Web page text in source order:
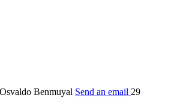
Osvaldo Benmuyal Send an email 29